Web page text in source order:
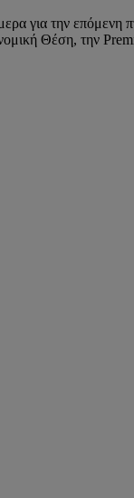
για την επόμενη
Θέση, την